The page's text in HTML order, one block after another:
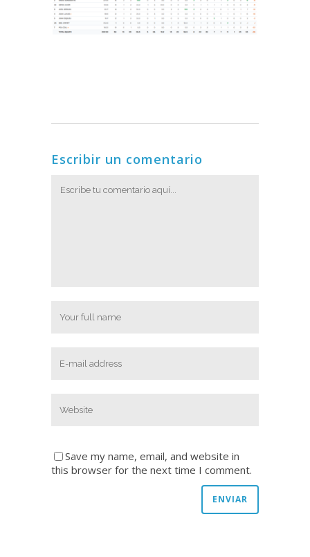
Escribir un comentario
Save my name, email, and website in
this browser for the next time I comment.